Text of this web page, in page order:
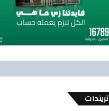
تيسيرًا على
توصيل
عقب الهزة الأرضية ..اجراءات مهم تعملها عشان السلامة والحماية في بيتك .. ازاي تتصرف صح لو شميت ريحة غاز
4 أغسطس، 2026
تريندات